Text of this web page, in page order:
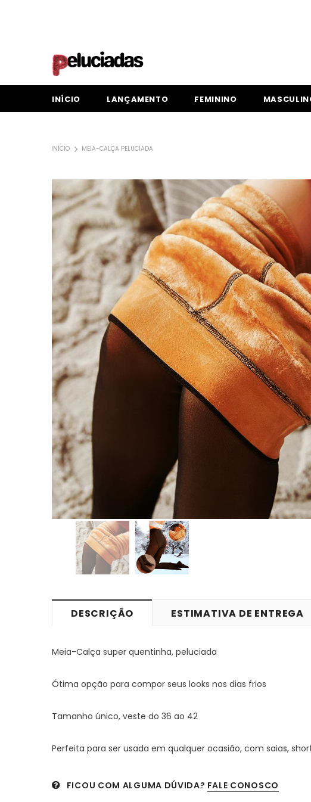
INÍCIO LANÇAMENTO FEMININO
INÍCIO MEIA-CALÇA PELUCIADA
DESCRIÇÃO ESTIMATIVA DE ENTREGA
Meia-Calça super quentinha, peluciada
Ótima opção para compor seus looks nos dias frios
Tamanho único, veste do 36 ao 42
Perfeita para ser usada em qualquer ocasião, com saias,
FICOU COM ALGUMA DÚVIDA? FALE CONOSCO